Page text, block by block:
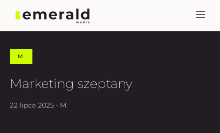
M
Marketing szeptany
22 lipca 2025 • M